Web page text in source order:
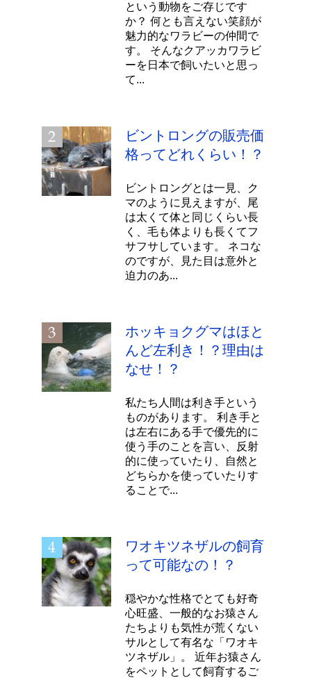
という動物をご存じです
か？ 何とも言えない笑顔が
魅力的なワラビーの仲間で
す。 そんなクアッカワラビ
ーを日本で飼いたいと思っ
て...
ビントロングの販売価
格ってどれくらい！？
ビントロングとは一見、ク
マのように見えますが、尾
は太くて体と同じくらい長
く、毛も体よりも長くてフ
サフサしています。 ネコな
のですが、見た目は意外と
迫力のあ...
ホッキョクグマはほと
んど左利き！？理由は
なせ！？
私たち人間は利き手という
ものがあります。 利き手と
は左右にある手で優先的に
使う手のことを言い、反射
的に使っていたり、自然と
どちらかを使っていたりす
ることで...
ワオキツネザルの飼育
って可能なの！？
穏やかな性格でとても好奇
心旺盛、一般的なお猿さん
たちよりも気性が荒くない
サルとして有名な「ワオキ
ツネザル」。 近年お猿さん
をペットとして飼育するご